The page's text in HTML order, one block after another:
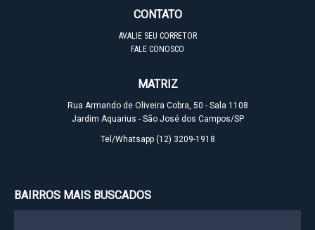
CONTATO
AVALIE SEU CORRETOR
FALE CONOSCO
MATRIZ
Rua Armando de Oliveira Cobra, 50 - Sala 1108
Jardim Aquarius - São José dos Campos/SP
Tel/Whatsapp (12) 3209-1918
BAIRROS MAIS BUSCADOS